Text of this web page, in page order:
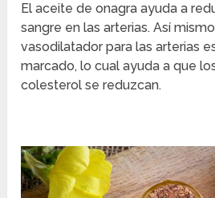
El aceite de onagra ayuda a
sangre en las arterias. Así
vasodilatador para las arterias
marcado, lo cual ayuda a que
colesterol se reduzcan.